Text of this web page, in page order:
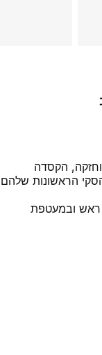
הקסדה
הראשונות שלהם
ראש ובמעטפת